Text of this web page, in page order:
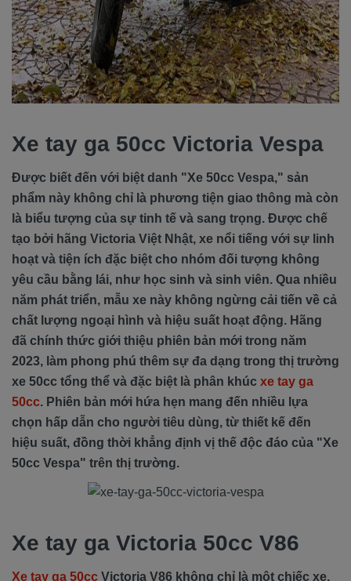
Xe tay ga 50cc Victoria Vespa
Được biết đến với biệt danh "Xe 50cc Vespa," sản
phẩm này không chỉ là phương tiện giao thông mà còn
là biểu tượng của sự tinh tế và sang trọng. Được chế
tạo bởi hãng Victoria Việt Nhật, xe nổi tiếng với sự linh
hoạt và tiện ích đặc biệt cho nhóm đối tượng không
yêu cầu bằng lái, như học sinh và sinh viên. Qua nhiều
năm phát triển, mẫu xe này không ngừng cải tiến về cả
chất lượng ngoại hình và hiệu suất hoạt động. Hãng
đã chính thức giới thiệu phiên bản mới trong năm
2023, làm phong phú thêm sự đa dạng trong thị trường
xe 50cc tổng thể và đặc biệt là phân khúc xe tay ga
50cc. Phiên bản mới hứa hẹn mang đến nhiều lựa
chọn hấp dẫn cho người tiêu dùng, từ thiết kế đến
hiệu suất, đồng thời khẳng định vị thế độc đáo của "Xe
50cc Vespa" trên thị trường.
Xe tay ga Victoria 50cc V86
Xe tay ga 50cc Victoria V86 không chỉ là một chiếc xe,